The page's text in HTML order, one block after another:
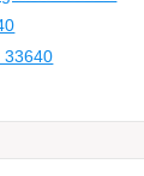
33640